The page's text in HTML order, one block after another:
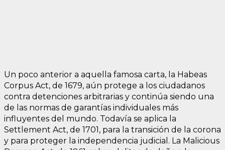
Un poco anterior a aquella famosa carta, la Habeas
Corpus Act, de 1679, aún protege a los ciudadanos
contra detenciones arbitrarias y continúa siendo una
de las normas de garantías individuales más
influyentes del mundo. Todavía se aplica la
Settlement Act, de 1701, para la transición de la corona
y para proteger la independencia judicial. La Malicious